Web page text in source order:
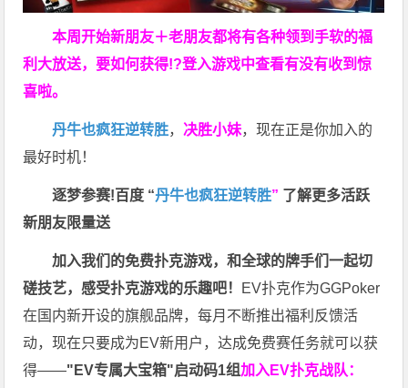
本周开始新朋友＋老朋友都将有各种领到手软的福
利大放送，要如何获得!?登入游戏中查看有没有收到惊
喜啦。
丹牛也疯狂逆转胜， 决胜小妹，现在正是你加入的
最好时机！
逐梦参赛!百度 “丹牛也疯狂逆转胜” 了解更多活跃
新朋友限量送
加入我们的免费扑克游戏，和全球的牌手们一起切
磋技艺，感受扑克游戏的乐趣吧！ EV扑克作为GGPoker
在国内新开设的旗舰品牌，每月不断推出福利反馈活
动，现在只要成为EV新用户，达成免费赛任务就可以获
得——"EV专属大宝箱"启动码1组加入EV扑克战队：